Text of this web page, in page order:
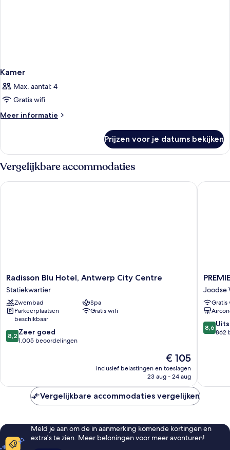
Kamer
Max. aantal: 4
Gratis wifi
Meer informatie
Meer
Prijzen voor je datums bekijken
Vergelijkbare accommodaties
Radisson
Blu
Hotel,
Antwerp
City
Centre
Statiekwartier
Radisson Blu Hotel, Antwerp City Centre
Statiekwartier
Zwembad
Spa
Parkeerplaatsen
beschikbaar
Gratis wifi
8.2
van
beoordelingen
8,2 Zeer goed
1.005 beoordelingen
De
prijs
is
€ 105
inclusief belastingen en toeslagen
23 aug - 24 aug
Radisson Blu Hotel, Antwerp City Centre
SUITES
PLUS
Joodse
Wijk
Joodse
Gratis
8.6
van
8,6
862
Vergelijkbare accommodaties vergelijken
Meld je aan om de in aanmerking komende kortingen en
extra's te zien. Meer beloningen voor meer avonturen!